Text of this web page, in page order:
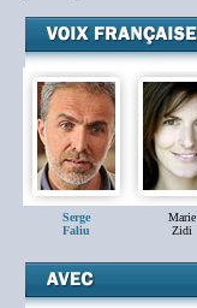
Serge
Faliu
Marie
Zidi